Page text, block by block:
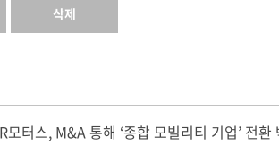
삭제
모터스, M&A 통해 ‘종합 모빌리티 기업’ 전환